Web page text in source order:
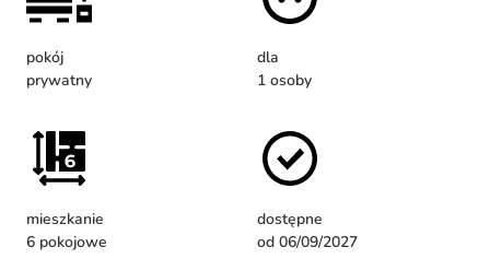
pokój
prywatny
dla
1 osoby
mieszkanie
6 pokojowe
dostępne
od 06/09/2027